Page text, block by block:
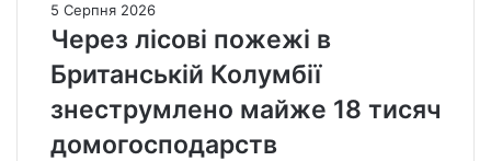
5 Серпня 2026
Через лісові пожежі в
Британській Колумбії
знеструмлено майже 18 тисяч
домогосподарств